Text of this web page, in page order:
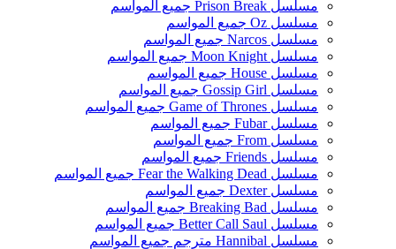
مسلسل Prison Break جميع المواسم
مسلسل Oz جميع المواسم
مسلسل Narcos جميع المواسم
مسلسل Moon Knight جميع المواسم
مسلسل House جميع المواسم
مسلسل Gossip Girl جميع المواسم
مسلسل Game of Thrones جميع المواسم
مسلسل Fubar جميع المواسم
مسلسل From جميع المواسم
مسلسل Friends جميع المواسم
مسلسل Fear the Walking Dead جميع المواسم
مسلسل Dexter جميع المواسم
مسلسل Breaking Bad جميع المواسم
مسلسل Better Call Saul جميع المواسم
مسلسل Hannibal مترجم جميع المواسم